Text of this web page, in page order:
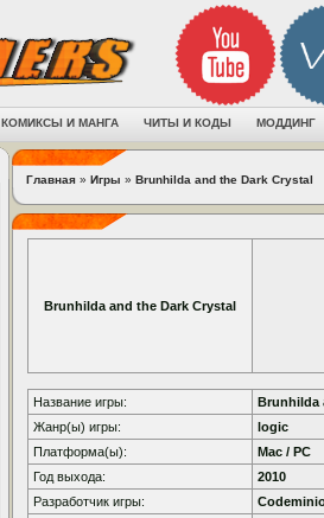
КОМИКСЫ И МАНГА ЧИТЫ И КОДЫ МОДДИНГ
Главная » Игры » Brunhilda and the Dark Crystal
Brunhilda and the Dark Crystal
Название игры:
Brunhilda
Жанр(ы) игры:
logic
Платформа(ы):
Mac / PC
Год выхода:
2010
Разработчик игры: